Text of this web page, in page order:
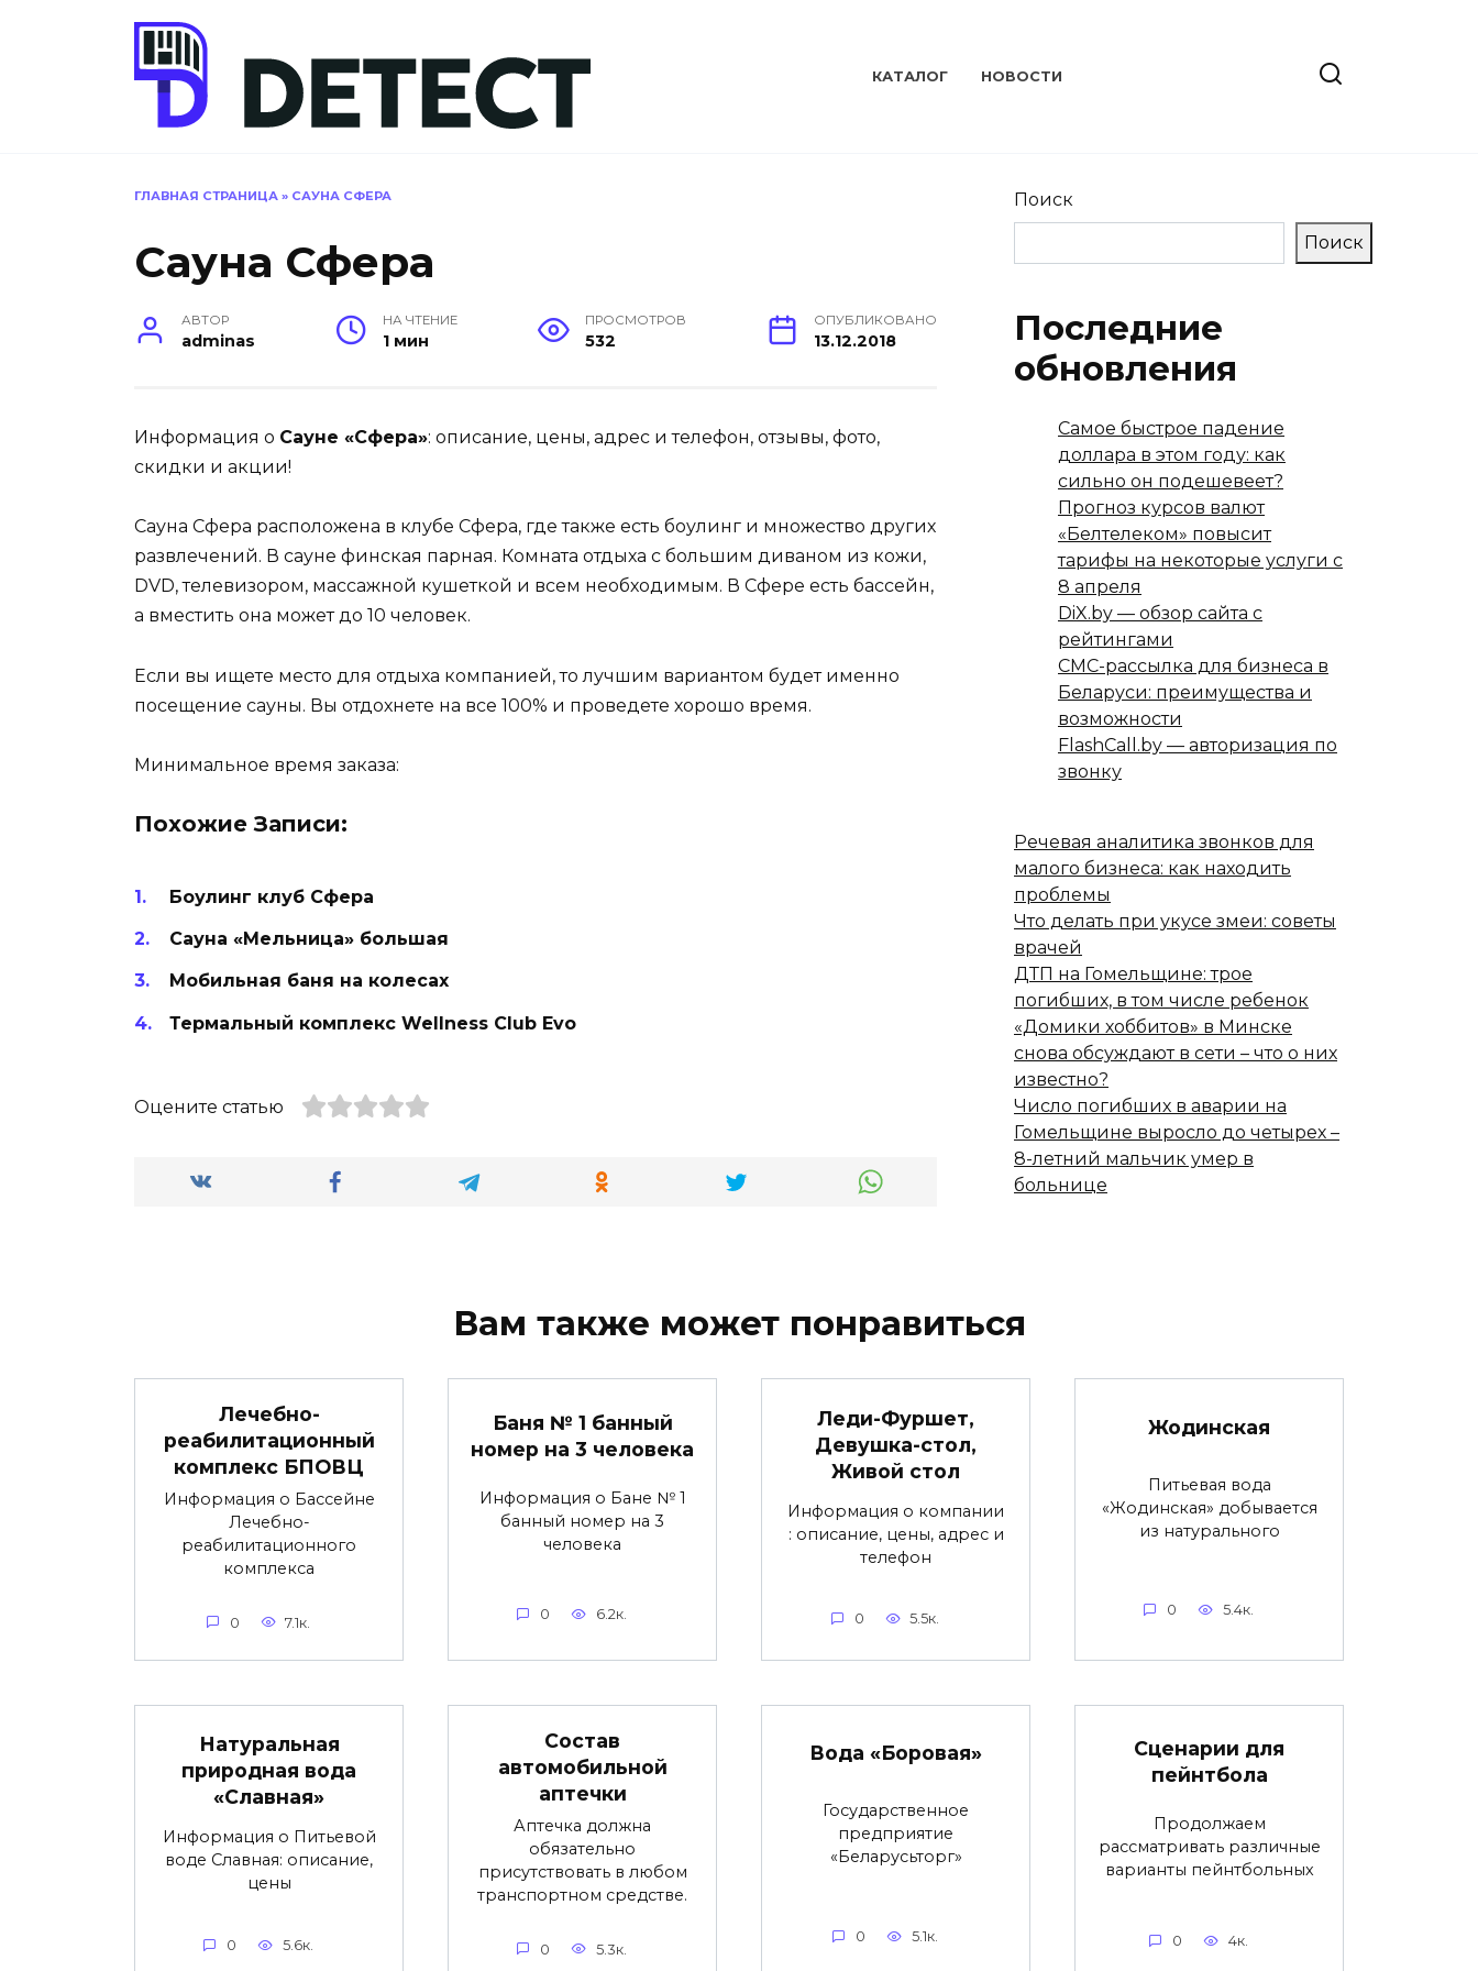
КАТАЛОГ НОВОСТИ
ГЛАВНАЯ СТРАНИЦА » САУНА CФЕРА
Сауна Cфера
АВТОР
adminas
НА ЧТЕНИЕ
1 мин
ПРОСМОТРОВ
532
ОПУБЛИКОВАНО
13.12.2018
Информация о Сауне «Сфера»: описание, цены, адрес и телефон, отзывы, фото,
скидки и акции!
Сауна Cфера расположена в клубе Сфера, где также есть боулинг и множество других
развлечений. В сауне финская парная. Комната отдыха с большим диваном из кожи,
DVD, телевизором, массажной кушеткой и всем необходимым. В Сфере есть бассейн,
а вместить она может до 10 человек.
Если вы ищете место для отдыха компанией, то лучшим вариантом будет именно
посещение сауны. Вы отдохнете на все 100% и проведете хорошо время.
Минимальное время заказа:
Похожие Записи:
Боулинг клуб Сфера
Сауна «Мельница» большая
Мобильная баня на колесах
Термальный комплекс Wellness Club Evo
Оцените статью
Поиск
Поиск
Последние
обновления
Самое быстрое падение
доллара в этом году: как
сильно он подешевеет?
Прогноз курсов валют
«Белтелеком» повысит
тарифы на некоторые услуги с
8 апреля
DiX.by — обзор сайта с
рейтингами
СМС-рассылка для бизнеса в
Беларуси: преимущества и
возможности
FlashCall.by — авторизация по
звонку
Речевая аналитика звонков для
малого бизнеса: как находить
проблемы
Что делать при укусе змеи: советы
врачей
ДТП на Гомельщине: трое
погибших, в том числе ребенок
«Домики хоббитов» в Минске
снова обсуждают в сети – что о них
известно?
Число погибших в аварии на
Гомельщине выросло до четырех –
8-летний мальчик умер в
больнице
Вам также может понравиться
Лечебно-
реабилитационный
комплекс БПОВЦ
Информация о Бассейне
Лечебно-
реабилитационного
комплекса
0 7.1к.
Баня № 1 банный
номер на 3 человека
Информация о Бане № 1
банный номер на 3
человека
0 6.2к.
Леди-Фуршет,
Девушка-стол,
Живой стол
Информация о компании
: описание, цены, адрес и
телефон
0 5.5к.
Жодинская
Питьевая вода
«Жодинская» добывается
из натурального
0 5.4к.
Натуральная
природная вода
«Славная»
Информация о Питьевой
воде Славная: описание,
цены
0 5.6к.
Состав
автомобильной
аптечки
Аптечка должна
обязательно
присутствовать в любом
транспортном средстве.
0 5.3к.
Вода «Боровая»
Государственное
предприятие
«Беларусьторг»
0 5.1к.
Сценарии для
пейнтбола
Продолжаем
рассматривать различные
варианты пейнтбольных
0 4к.